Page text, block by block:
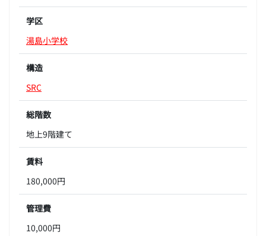
学区
湯島小学校
構造
SRC
総階数
地上9階建て
賃料
180,000円
管理費
10,000円